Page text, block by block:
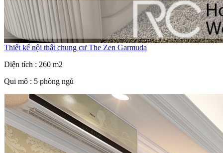
Thiết kế nội thất chung cư The Zen Garmuda
Diện tích : 260 m2
Qui mô : 5 phòng ngủ